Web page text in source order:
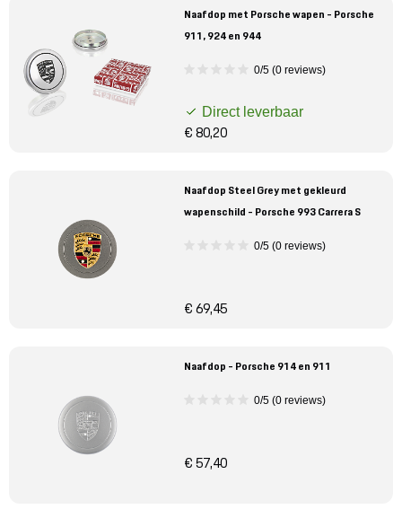
Naafdop met Porsche wapen - Porsche
911, 924 en 944
0/5 (0 reviews)
Direct leverbaar
€ 80,20
Naafdop Steel Grey met gekleurd
wapenschild - Porsche 993 Carrera S
0/5 (0 reviews)
€ 69,45
Naafdop - Porsche 914 en 911
0/5 (0 reviews)
€ 57,40